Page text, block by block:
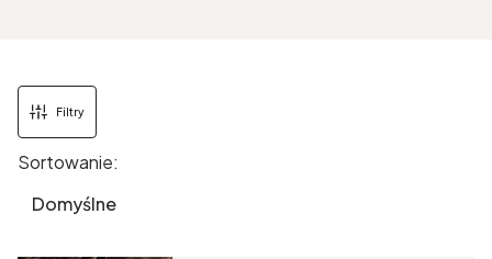
Filtry
Lista produktów
Sortowanie:
Domyślne